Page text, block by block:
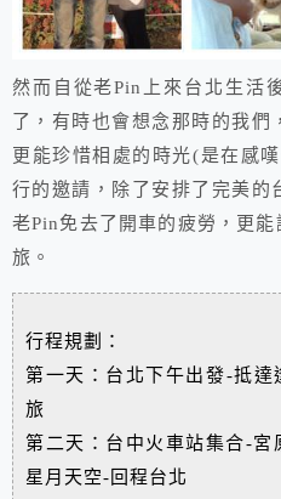
然而自從老Pin上來台北生活
了，有時也會想念那時的我
更能珍惜相處的時光(是在感
行的邀請，除了安排了完美的
老Pin免去了開車的疲勞，更
旅。
行程規劃：
第一天：台北下午出發-抵
旅
第二天：台中火車站集合-
星月天空-回程台北